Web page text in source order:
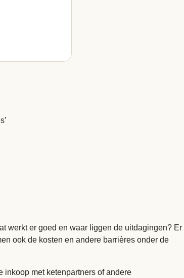
werkt er goed en waar liggen de uitdagingen? Er
ook de kosten en andere barrières onder de
met ketenpartners of andere